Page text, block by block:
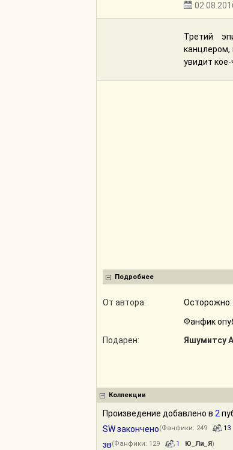
Третий
канцлером,
увидит
Подробнее
От автора:
Осторожно:
Фанфик
Подарен:
Яшумитсу
Коллекции
Произведение добавлено в 2
SW закончено(Фанфики: 249 13
зв(Фанфики: 129 1 Ю_Ли_Я)